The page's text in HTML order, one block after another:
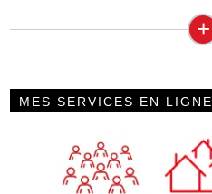
+
MES SERVICES EN LIGNE